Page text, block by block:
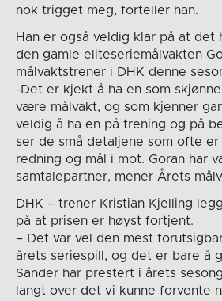
nok trigget meg, forteller han.
Han er også veldig klar på at
den gamle eliteseriemålvakten
målvaktstrener i DHK denne
-Det er kjekt å ha en som
være målvakt, og som kjenner
veldig å ha en på trening og på
ser de små detaljene som ofte
redning og mål i mot. Goran har
samtalepartner, mener Årets
DHK – trener Kristian Kjelling
på at prisen er høyst fortjent.
– Det var vel den mest
årets seriespill, og det er bare å
Sander har prestert i årets
langt over det vi kunne forvente